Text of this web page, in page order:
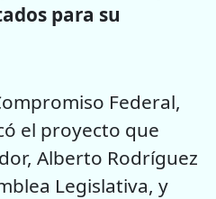
para su
Federal,
el proyecto que
Alberto Rodríguez
Legislativa, y